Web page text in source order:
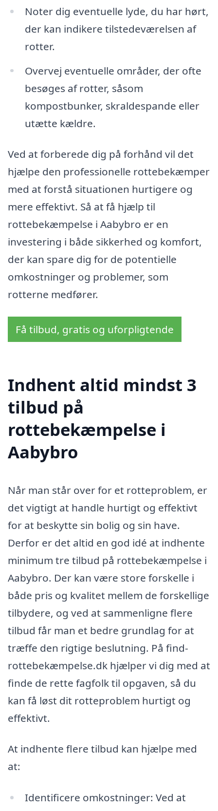
Noter dig eventuelle lyde, du har hørt,
der kan indikere tilstedeværelsen af
rotter.
Overvej eventuelle områder, der ofte
besøges af rotter, såsom
kompostbunker, skraldespande eller
utætte kældre.
Ved at forberede dig på forhånd vil det
hjælpe den professionelle rottebekæmper
med at forstå situationen hurtigere og
mere effektivt. Så at få hjælp til
rottebekæmpelse i Aabybro er en
investering i både sikkerhed og komfort,
der kan spare dig for de potentielle
omkostninger og problemer, som
rotterne medfører.
Få tilbud, gratis og uforpligtende
Indhent altid mindst 3
tilbud på
rottebekæmpelse i
Aabybro
Når man står over for et rotteproblem, er
det vigtigt at handle hurtigt og effektivt
for at beskytte sin bolig og sin have.
Derfor er det altid en god idé at indhente
minimum tre tilbud på rottebekæmpelse i
Aabybro. Der kan være store forskelle i
både pris og kvalitet mellem de forskellige
tilbydere, og ved at sammenligne flere
tilbud får man et bedre grundlag for at
træffe den rigtige beslutning. På find-
rottebekæmpelse.dk hjælper vi dig med at
finde de rette fagfolk til opgaven, så du
kan få løst dit rotteproblem hurtigt og
effektivt.
At indhente flere tilbud kan hjælpe med
at:
Identificere omkostninger: Ved at